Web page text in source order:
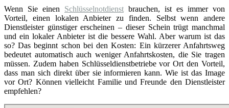
Wenn Sie einen Schlüsselnotdienst brauchen, ist es immer von
Vorteil, einen lokalen Anbieter zu finden. Selbst wenn andere
Dienstleister günstiger erscheinen – dieser Schein trügt manchmal
und ein lokaler Anbieter ist die bessere Wahl. Aber warum ist das
so? Das beginnt schon bei den Kosten: Ein kürzerer Anfahrtsweg
bedeutet automatisch auch weniger Anfahrtskosten, die Sie tragen
müssen. Zudem haben Schlüsseldienstbetriebe vor Ort den Vorteil,
dass man sich direkt über sie informieren kann. Wie ist das Image
vor Ort? Können vielleicht Familie und Freunde den Dienstleister
empfehlen?